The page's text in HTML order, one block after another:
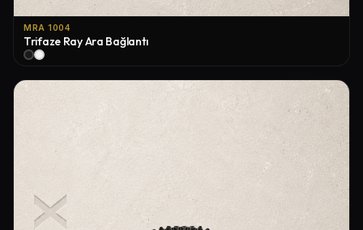
MRA 1004
Trifaze Ray Ara Bağlantı